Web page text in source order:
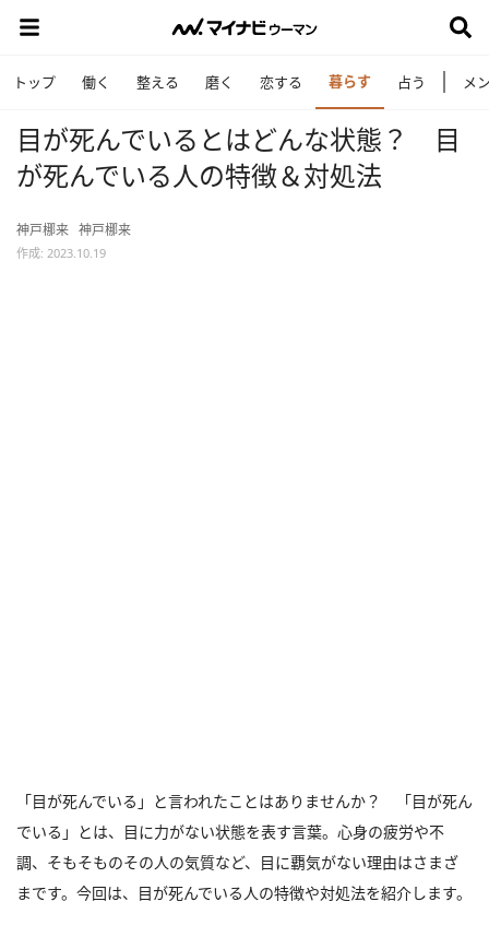
トップ 働く 整える 磨く 恋する 暮らす 占う メ
目が死んでいるとはどんな状態？ 目
が死んでいる人の特徴＆対処法
神戸梛来 神戸梛来
作成: 2023.10.19
「目が死んでいる」と言われたことはありませんか？ 「目が死ん
でいる」とは、目に力がない状態を表す言葉。心身の疲労や不
調、そもそものその人の気質など、目に覇気がない理由はさまざ
まです。今回は、目が死んでいる人の特徴や対処法を紹介します。